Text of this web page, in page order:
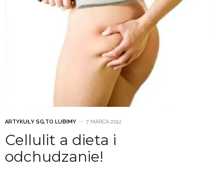
ARTYKUŁY SG,TO LUBIMY 7 MARCA 2012
Cellulit a dieta i
odchudzanie!